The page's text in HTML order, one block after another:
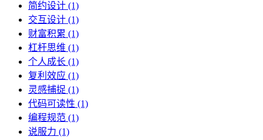
简约设计 (1)
交互设计 (1)
财富积累 (1)
杠杆思维 (1)
个人成长 (1)
复利效应 (1)
灵感捕捉 (1)
代码可读性 (1)
编程规范 (1)
说服力 (1)